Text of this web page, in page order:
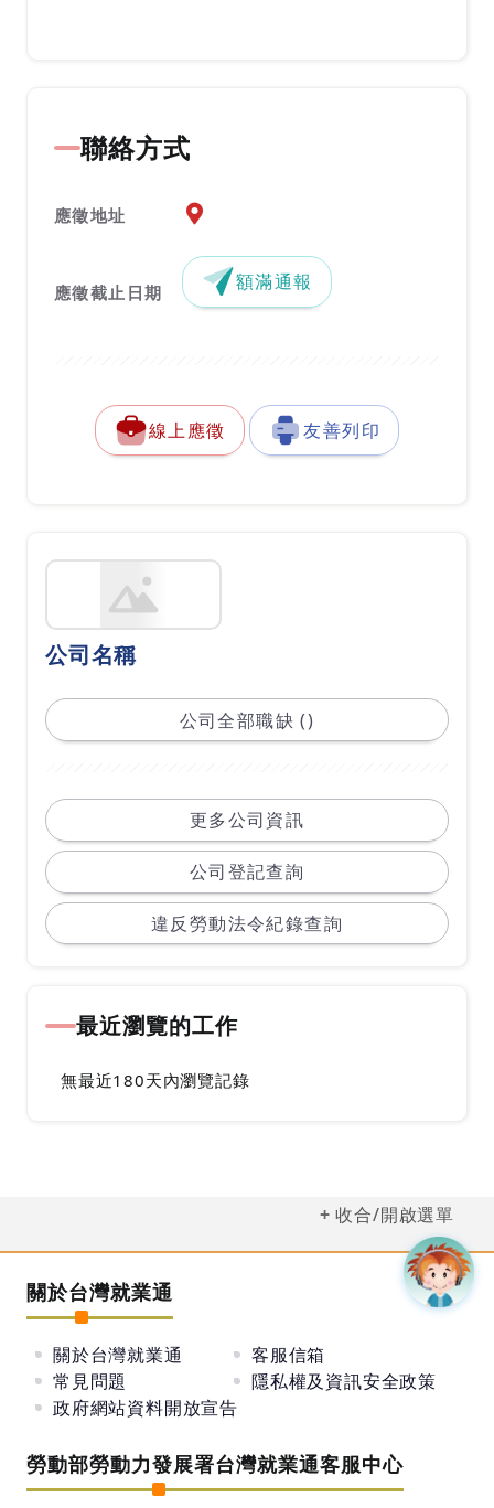
聯絡方式
應徵地址 應徵地址地圖『另開新視窗』
應徵截止日期 額滿通報
線上應徵 友善列印
公司名稱
公司全部職缺 ()
更多公司資訊
公司登記查詢
違反勞動法令紀錄查詢
最近瀏覽的工作
無最近180天內瀏覽記錄
收合/開啟選單
關於台灣就業通
關於台灣就業通
客服信箱
常見問題
隱私權及資訊安全政策
政府網站資料開放宣告
勞動部勞動力發展署台灣就業通客服中心